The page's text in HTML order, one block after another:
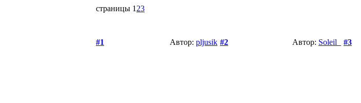
страницы 1 23
#1 Автор: pljusik #2 Автор: Soleil_ #3